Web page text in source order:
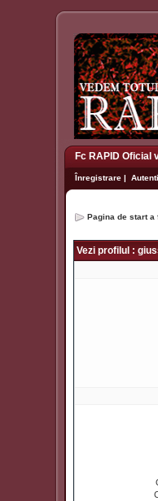
Fc RAPID Oficial
Înregistrare |
Pagina de start a
Vezi profilul :